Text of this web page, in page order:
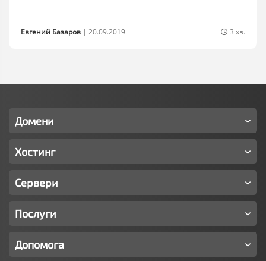
Евгений Базаров | 20.09.2019 3 хв.
Домени
Хостинг
Сервери
Послуги
Допомога